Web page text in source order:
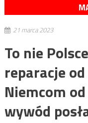
21 marca 2023
To nie
reparacje
Niemcom
wywód